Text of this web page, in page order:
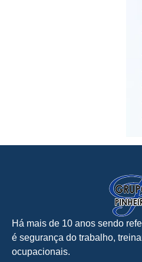
Há mais de 10 anos sendo
é segurança do trabalho,
ocupacionais.